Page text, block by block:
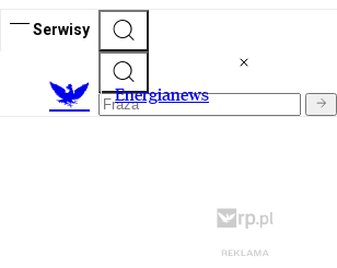
Serwisy
Energianews